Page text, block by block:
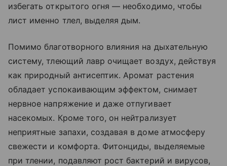
избегать открытого огня — необходимо, чтобы
лист именно тлел, выделяя дым.
Помимо благотворного влияния на дыхательную
систему, тлеющий лавр очищает воздух, действуя
как природный антисептик. Аромат растения
обладает успокаивающим эффектом, снимает
нервное напряжение и даже отпугивает
насекомых. Кроме того, он нейтрализует
неприятные запахи, создавая в доме атмосферу
свежести и комфорта. Фитонциды, выделяемые
при тлении, подавляют рост бактерий и вирусов,